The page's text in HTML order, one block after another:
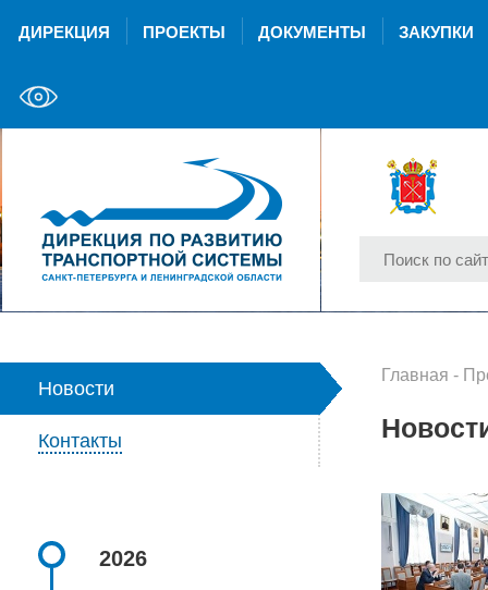
ДИРЕКЦИЯ ПРОЕКТЫ ДОКУМЕНТЫ ЗАКУПКИ
Новости
Контакты
2026
Главная -